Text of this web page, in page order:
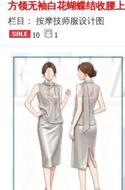
方领无袖白花蝴蝶结收腰上
衣 SPA会所接待工作制服设
计
栏目： 按摩技师服设计图
10 1